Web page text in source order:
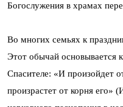
Богослужения в храмах
Во многих семьях к
Этот обычай основывается
Спасителе: «И произойдет
произрастет от корня его»